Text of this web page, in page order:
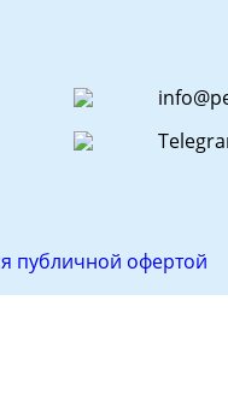
публичной офертой